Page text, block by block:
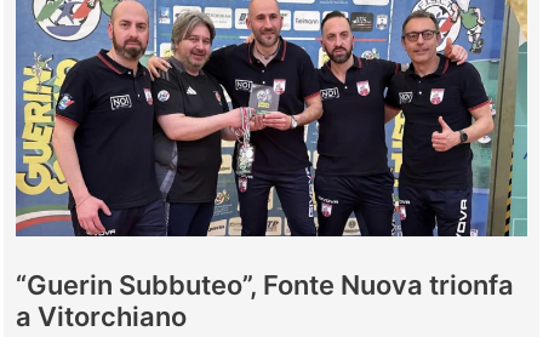
“Guerin Subbuteo”, Fonte Nuova trionfa
a Vitorchiano